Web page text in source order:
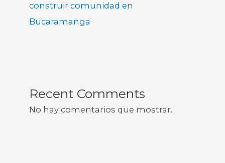
construir comunidad en
Bucaramanga
Recent Comments
No hay comentarios que mostrar.